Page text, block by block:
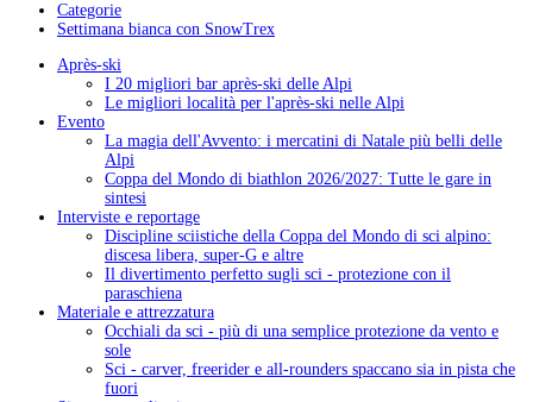
Categorie
Settimana bianca con SnowTrex
Après-ski
I 20 migliori bar après-ski delle Alpi
Le migliori località per l'après-ski nelle Alpi
Evento
La magia dell'Avvento: i mercatini di Natale più belli delle
Alpi
Coppa del Mondo di biathlon 2026/2027: Tutte le gare in
sintesi
Interviste e reportage
Discipline sciistiche della Coppa del Mondo di sci alpino:
discesa libera, super-G e altre
Il divertimento perfetto sugli sci - protezione con il
paraschiena
Materiale e attrezzatura
Occhiali da sci - più di una semplice protezione da vento e
sole
Sci - carver, freerider e all-rounders spaccano sia in pista che
fuori